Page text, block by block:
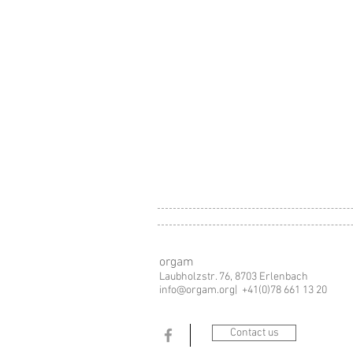
orgam
Laubholzstr. 76, 8703 Erlenbach
info@orgam.org | +41(0)78 661 13 20
Contact us